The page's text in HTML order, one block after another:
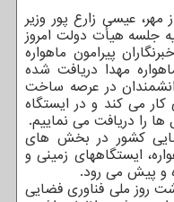
مهر، عیسی زارع پور وزیر
جلسه هیأت دولت امروز
در جمع خبرنگاران پیرامون ماهواره
مهدا دریافت شده
در عرصه ساخت
کار می کند و در ایستگاه
را دریافت می نماییم.
کشور در بخش های
ایستگاههای زمینی و
و پیش می رود.
روز ملی فناوری فضایی